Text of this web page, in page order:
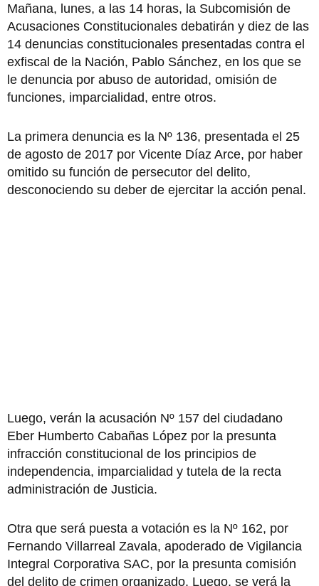
Mañana, lunes, a las 14 horas, la Subcomisión de
Acusaciones Constitucionales debatirán y diez de las
14 denuncias constitucionales presentadas contra el
exfiscal de la Nación, Pablo Sánchez, en los que se
le denuncia por abuso de autoridad, omisión de
funciones, imparcialidad, entre otros.
La primera denuncia es la Nº 136, presentada el 25
de agosto de 2017 por Vicente Díaz Arce, por haber
omitido su función de persecutor del delito,
desconociendo su deber de ejercitar la acción penal.
Luego, verán la acusación Nº 157 del ciudadano
Eber Humberto Cabañas López por la presunta
infracción constitucional de los principios de
independencia, imparcialidad y tutela de la recta
administración de Justicia.
Otra que será puesta a votación es la Nº 162, por
Fernando Villarreal Zavala, apoderado de Vigilancia
Integral Corporativa SAC, por la presunta comisión
del delito de crimen organizado. Luego, se verá la